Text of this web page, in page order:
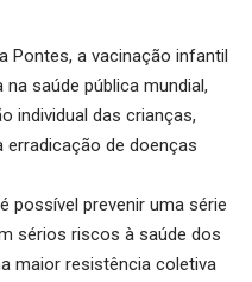
Pontes, a vacinação infantil
saúde pública mundial,
individual das crianças,
de doenças
possível prevenir uma série
sérios riscos à saúde dos
maior resistência coletiva